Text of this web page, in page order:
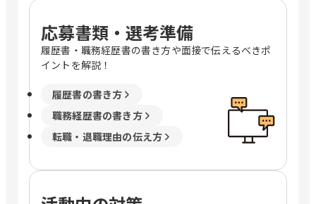
応募書類・選考準備
履歴書・職務経歴書の書き方や面接で伝えるべきポ
イントを解説！
履歴書の書き方
職務経歴書の書き方
転職・退職理由の伝え方